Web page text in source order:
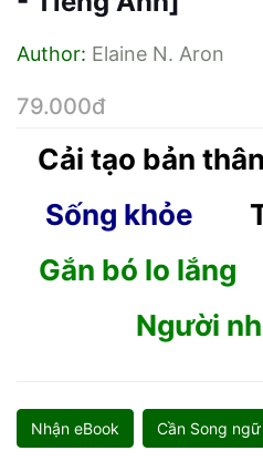
Author: Elaine N. Aron
79.000đ
Cải tạo bản thân
Sống khỏe
Gắn bó lo lắng
Người
Nhận eBook Cần Song ngữ